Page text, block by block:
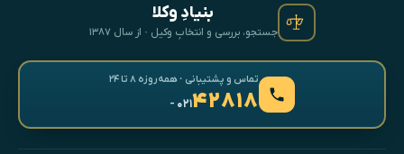
بنیادِ وکلا
جستجو، بررسی و انتخابِ وکیل · از سال ۱۳۸۷
تماس و پشتیبانی · همه‌روزه ۸ تا ۲۴
۴۲۸۱۸- ۰۲۱